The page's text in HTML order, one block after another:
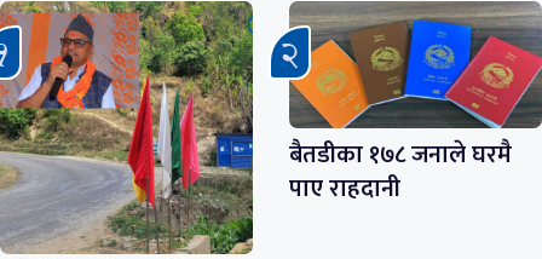
बैतडीका १७८ जनाले घरमै
पाए राहदानी